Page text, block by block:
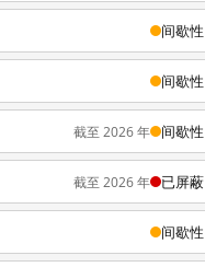
间歇性
间歇性
截至 2026 年 间歇性
截至 2026 年 已屏蔽
间歇性